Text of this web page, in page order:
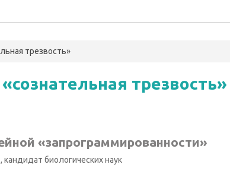
трезвость»
трезвость»
«запрограммированности»
кандидат биологических наук